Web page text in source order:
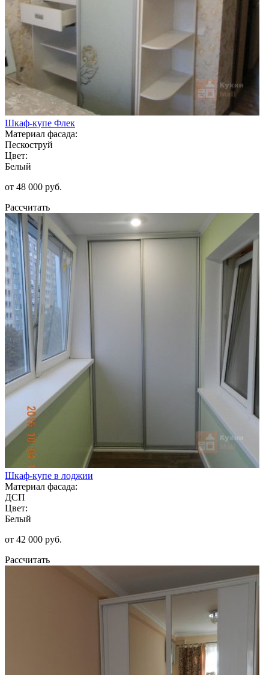
Шкаф-купе Флек
Материал фасада:
Пескоструй
Цвет:
Белый
от 48 000 руб.
Рассчитать
Шкаф-купе в лоджии
Материал фасада:
ДСП
Цвет:
Белый
от 42 000 руб.
Рассчитать